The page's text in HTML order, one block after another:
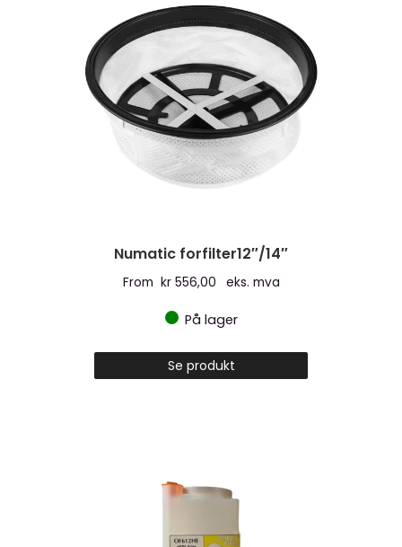
Numatic forfilter12″/14″
From kr556,00 eks. mva
På lager
Se produkt
produktet